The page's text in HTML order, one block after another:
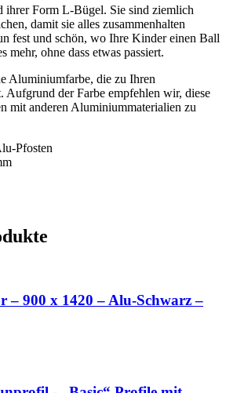
ihrer Form L-Bügel. Sie sind ziemlich
damit sie alles zusammenhalten
fest und schön, wo Ihre Kinder einen Ball
mehr, ohne dass etwas passiert.
Aluminiumfarbe, die zu Ihren
Aufgrund der Farbe empfehlen wir, diese
mit anderen Aluminiummaterialien zu
Pfosten
900 x 1420 – Alu-Schwarz –